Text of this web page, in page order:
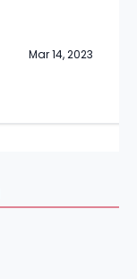
Mar 14, 2023